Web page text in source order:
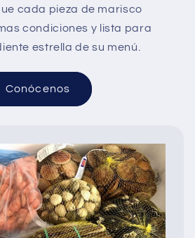
cada pieza de marisco
condiciones y lista para
estrella de su menú.
Conócenos